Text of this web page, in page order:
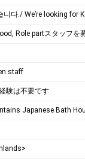
다./ We’re looking for
Role partスタッフを
staff
験は不要です
Japanese Bath